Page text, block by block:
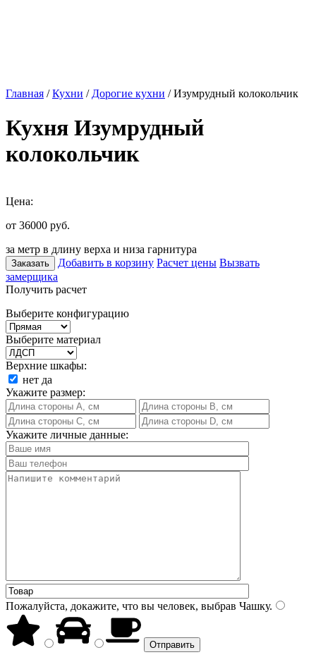
Главная /Кухни / Дорогие кухни / Изумрудный колокольчик
Кухня Изумрудный
колокольчик
Цена:
от 36000 руб.
за метр в длину верха и низа гарнитура
Заказать Добавить в корзину Расчет цены Вызвать
замерщика
Получить расчет
Выберите конфигурацию
Выберите материал
Верхние шкафы:
нет да
Укажите размер:
Укажите личные данные:
Пожалуйста, докажите, что вы человек, выбрав Чашку.